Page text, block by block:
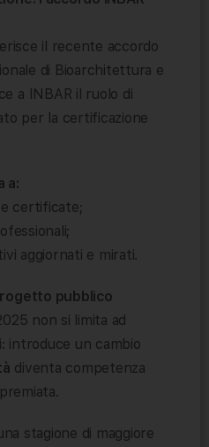
il recente accordo
di Bioarchitettura e
a INBAR il ruolo di
per la certificazione
a:
certificate;
aggiornati e mirati.
pubblico
non si limita ad
introduce un cambio
diventa competenza
stagione di maggiore